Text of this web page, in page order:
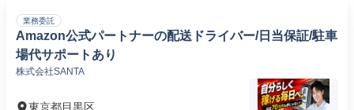
業務委託
Amazon公式パートナーの配送ドライバー/日当保証/駐車
場代サポートあり
株式会社SANTA
東京都目黒区